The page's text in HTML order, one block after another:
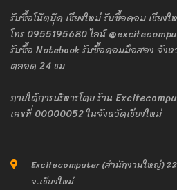
รับซื้อโน๊ตบุ๊ค เชียงใหม่ รับซื้อคอม เชียง
โทร 0955195680 ไลน์
รับซื้อ Notebook รับซื้อคอมมือสอง จังห
ตลอด 24 ชม
ภายใต้การบริหารโดย ร้าน
เลขที่ 00000052 ในจังหวัดเชียงใหม่
Excitecomputer (สำนักงานใหญ่)
จ.เชียงใหม่